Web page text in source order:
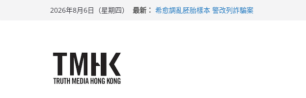
2026年8月6日（星期四） 最新： 希愈調亂胚胎樣本 警改列詐騙案